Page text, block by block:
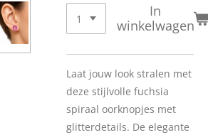
In
winkelwagen
Laat jouw look stralen met
deze stijlvolle fuchsia
spiraal oorknopjes met
glitterdetails. De elegante